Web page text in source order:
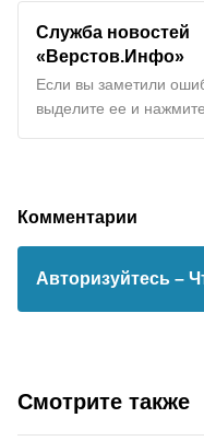
Служба новостей
«Верстов.Инфо»
Если вы заметили
выделите ее и
Комментарии
Авторизуйтесь –
Смотрите также